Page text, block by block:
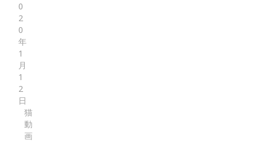
0
2
0
年
1
月
1
2
日
猫
動
画